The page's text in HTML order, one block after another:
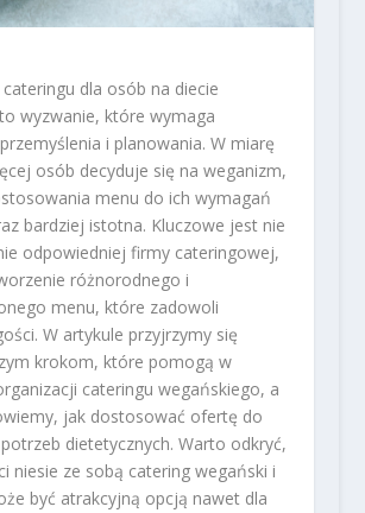
dla osób na diecie
wyzwanie, które wymaga
i planowania. W miarę
osób decyduje się na weganizm,
menu do ich wymagań
bardziej istotna. Kluczowe jest nie
odpowiedniej firmy cateringowej,
różnorodnego i
menu, które zadowoli
W artykule przyjrzymy się
krokom, które pomogą w
cateringu wegańskiego, a
jak dostosować ofertę do
dietetycznych. Warto odkryć,
niesie ze sobą catering wegański i
być atrakcyjną opcją nawet dla